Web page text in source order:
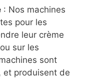
: Nos machines
pour les
leur crème
sur les
sont
et produisent de